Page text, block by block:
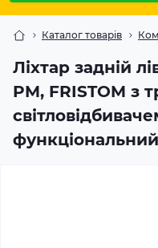
Каталог товарів
Ліхтар задній
PM, FRISTOM з
функціональний